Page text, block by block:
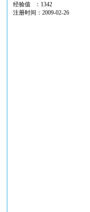
经验值 ：1342
注册时间：2009-02-26